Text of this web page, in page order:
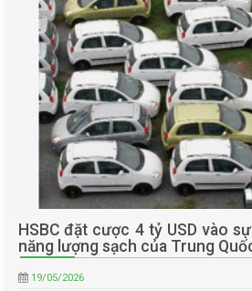
HSBC đặt cược 4 tỷ USD vào
năng lượng sạch của Trung
19/05/2026